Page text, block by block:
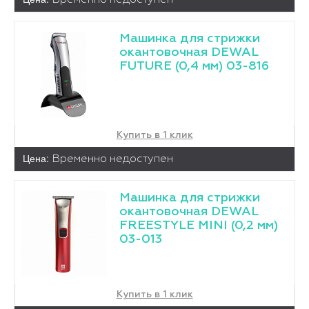
Машинка для стрижки
окантовочная DEWAL
FUTURE (0,4 мм) 03-816
Купить в 1 клик
Цена: Временно недоступен
Машинка для стрижки
окантовочная DEWAL
FREESTYLE MINI (0,2 мм)
03-013
Купить в 1 клик